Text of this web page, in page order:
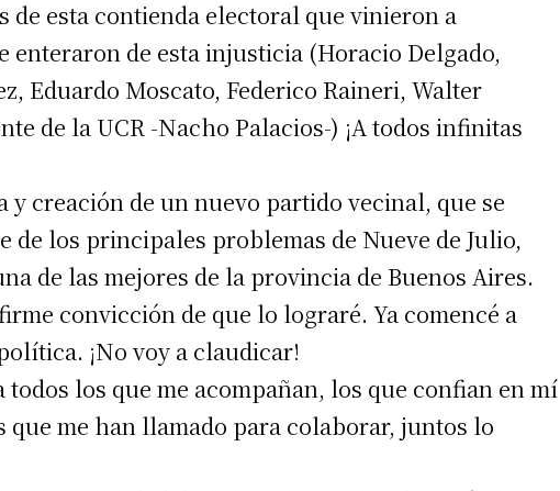
de esta contienda electoral que vinieron a
enteraron de esta injusticia (Horacio Delgado,
Eduardo Moscato, Federico Raineri, Walter
de la UCR -Nacho Palacios-) ¡A todos infinitas
creación de un nuevo partido vecinal, que se
de los principales problemas de Nueve de Julio,
de las mejores de la provincia de Buenos Aires.
convicción de que lo lograré. Ya comencé a
¡No voy a claudicar!
los que me acompañan, los que confian en mí
que me han llamado para colaborar, juntos lo